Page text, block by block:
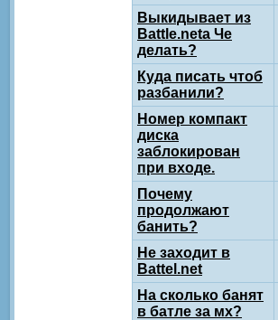
Выкидывает из
Battle.neta Че
делать?
Куда писать чтоб
разбанили?
Номер компакт
диска
заблокирован
при входе.
Почему
продолжают
банить?
Не заходит в
Battel.net
На сколько банят
в батле за мх?